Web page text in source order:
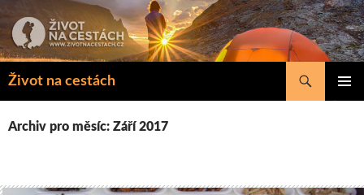
k
obsahu
Život na cestách
Hledat
Archiv pro měsíc: Září 2017